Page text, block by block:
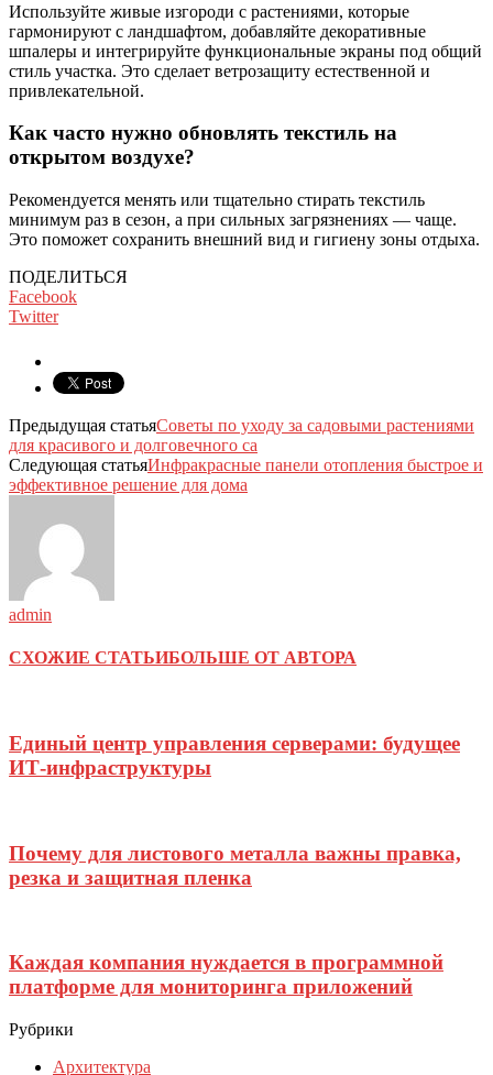
Используйте живые изгороди с растениями, которые
гармонируют с ландшафтом, добавляйте декоративные
шпалеры и интегрируйте функциональные экраны под общий
стиль участка. Это сделает ветрозащиту естественной и
привлекательной.
Как часто нужно обновлять текстиль на
открытом воздухе?
Рекомендуется менять или тщательно стирать текстиль
минимум раз в сезон, а при сильных загрязнениях — чаще.
Это поможет сохранить внешний вид и гигиену зоны отдыха.
ПОДЕЛИТЬСЯ
Facebook
Twitter
Предыдущая статьяСоветы по уходу за садовыми растениями
для красивого и долговечного са
Следующая статьяИнфракрасные панели отопления быстрое и
эффективное решение для дома
admin
СХОЖИЕ СТАТЬИБОЛЬШЕ ОТ АВТОРА
Единый центр управления серверами: будущее
ИТ-инфраструктуры
Почему для листового металла важны правка,
резка и защитная пленка
Каждая компания нуждается в программной
платформе для мониторинга приложений
Рубрики
Архитектура